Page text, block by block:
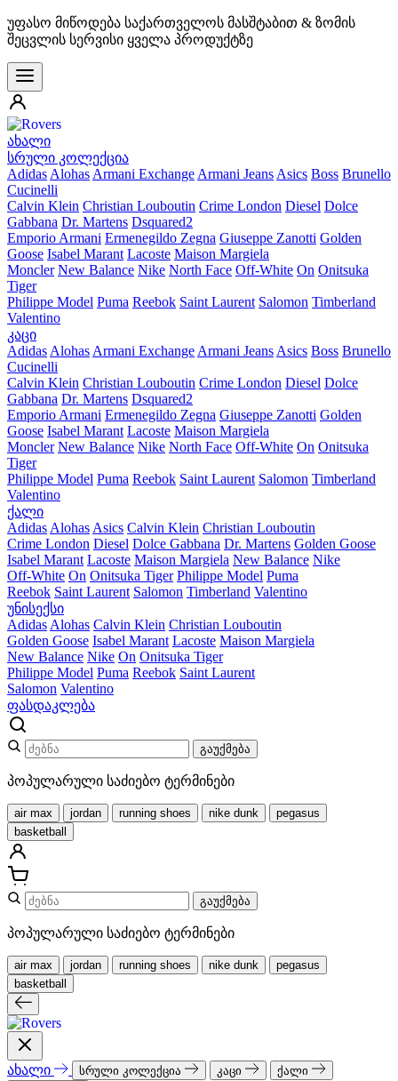
უფასო მიწოდება საქართველოს მასშტაბით & ზომის
შეცვლის სერვისი ყველა პროდუქტზე
ახალი
სრული კოლექცია
Adidas Alohas Armani Exchange Armani Jeans Asics Boss Brunello
Cucinelli
Calvin Klein Christian Louboutin Crime London Diesel Dolce
Gabbana Dr. Martens Dsquared2
Emporio Armani Ermenegildo Zegna Giuseppe Zanotti Golden
Goose Isabel Marant Lacoste Maison Margiela
Moncler New Balance Nike North Face Off-White On Onitsuka
Tiger
Philippe Model Puma Reebok Saint Laurent Salomon Timberland
Valentino
კაცი
Adidas Alohas Armani Exchange Armani Jeans Asics Boss Brunello
Cucinelli
Calvin Klein Christian Louboutin Crime London Diesel Dolce
Gabbana Dr. Martens Dsquared2
Emporio Armani Ermenegildo Zegna Giuseppe Zanotti Golden
Goose Isabel Marant Lacoste Maison Margiela
Moncler New Balance Nike North Face Off-White On Onitsuka
Tiger
Philippe Model Puma Reebok Saint Laurent Salomon Timberland
Valentino
ქალი
Adidas Alohas Asics Calvin Klein Christian Louboutin
Crime London Diesel Dolce Gabbana Dr. Martens Golden Goose
Isabel Marant Lacoste Maison Margiela New Balance Nike
Off-White On Onitsuka Tiger Philippe Model Puma
Reebok Saint Laurent Salomon Timberland Valentino
უნისექსი
Adidas Alohas Calvin Klein Christian Louboutin
Golden Goose Isabel Marant Lacoste Maison Margiela
New Balance Nike On Onitsuka Tiger
Philippe Model Puma Reebok Saint Laurent
Salomon Valentino
ფასდაკლება
გაუქმება
პოპულარული საძიებო ტერმინები
air max jordan running shoes nike dunk
pegasus
basketball
გაუქმება
პოპულარული საძიებო ტერმინები
air max jordan running shoes nike dunk
pegasus
basketball
ახალი სრული კოლექცია კაცი
ქალი